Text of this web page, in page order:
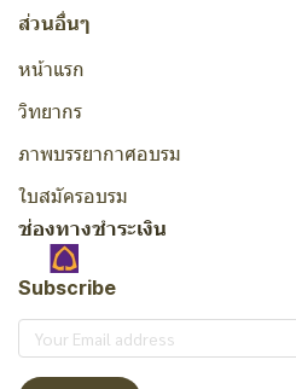
ส่วนอื่นๆ
หน้าแรก
วิทยากร
ภาพบรรยากาศอบรม
ใบสมัครอบรม
ช่องทางชำระเงิน
Subscribe